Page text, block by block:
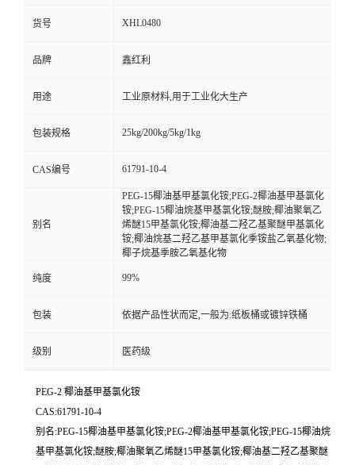
货号 XHL0480
品牌 鑫红利
用途 工业原材料,用于工业化大生产
包装规格 25kg/200kg/5kg/1kg
CAS编号 61791-10-4
别名
PEG-15椰油基甲基氯化铵;PEG-2椰油基甲基氯化
铵;PEG-15椰油烷基甲基氯化铵;醚胺;椰油聚氧乙
烯醚15甲基氯化铵;椰油基二羟乙基聚醚甲基氯化
铵;椰油烷基二羟乙基甲基氯化季铵盐乙氧基化物;
椰子烷基季胺乙氧基化物
纯度 99%
包装 依据产品性状而定,一般为:纸板桶或镀锌铁桶
级别 医药级
PEG-2 椰油基甲基氯化铵
CAS:61791-10-4
别名:PEG-15椰油基甲基氯化铵;PEG-2椰油基甲基氯化铵;PEG-15椰油烷
基甲基氯化铵;醚胺;椰油聚氧乙烯醚15甲基氯化铵;椰油基二羟乙基聚醚